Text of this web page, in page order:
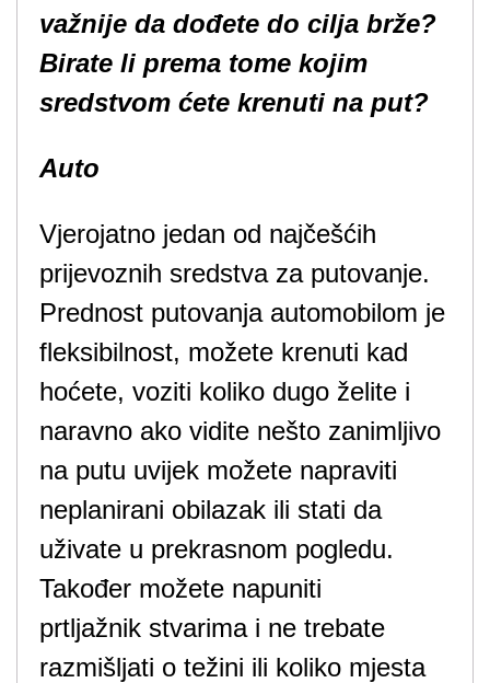
važnije da dođete do cilja brže?
Birate li prema tome kojim
sredstvom ćete krenuti na put?
Auto
Vjerojatno jedan od najčešćih
prijevoznih sredstva za putovanje.
Prednost putovanja automobilom je
fleksibilnost, možete krenuti kad
hoćete, voziti koliko dugo želite i
naravno ako vidite nešto zanimljivo
na putu uvijek možete napraviti
neplanirani obilazak ili stati da
uživate u prekrasnom pogledu.
Također možete napuniti
prtljažnik stvarima i ne trebate
razmišljati o težini ili koliko mjesta